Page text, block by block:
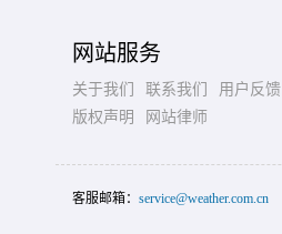
网站服务
关于我们 联系我们
用户反馈
版权声明
网站律师
客服邮箱： service@weather.com.cn